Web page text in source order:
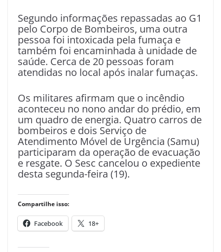
Segundo informações repassadas ao G1
pelo Corpo de Bombeiros, uma outra
pessoa foi intoxicada pela fumaça e
também foi encaminhada à unidade de
saúde. Cerca de 20 pessoas foram
atendidas no local após inalar fumaças.
Os militares afirmam que o incêndio
aconteceu no nono andar do prédio, em
um quadro de energia. Quatro carros de
bombeiros e dois Serviço de
Atendimento Móvel de Urgência (Samu)
participaram da operação de evacuação
e resgate. O Sesc cancelou o expediente
desta segunda-feira (19).
Compartilhe isso:
Facebook 18+